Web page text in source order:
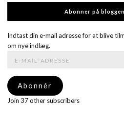
Abonner på
Indtast din e-mail adresse for at blive
om nye indlæg.
adresse
Abonnér
Join 37 other subscribers